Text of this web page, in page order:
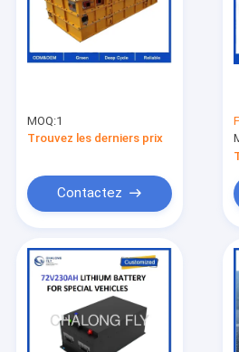
MOQ:1
Trouvez les derniers prix
Contactez